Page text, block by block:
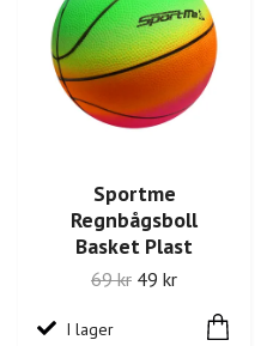
Sportme
Regnbågsboll
Basket Plast
69 kr 49 kr
I lager